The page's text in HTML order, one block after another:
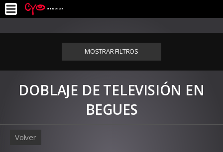
MOSTRAR FILTROS
DOBLAJE DE TELEVISIÓN EN
BEGUES
Volver